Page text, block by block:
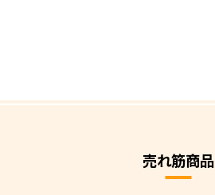
売れ筋商品